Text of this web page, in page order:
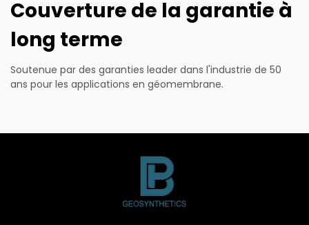
Couverture de la garantie à
long terme
Soutenue par des garanties leader dans l'industrie de 50
ans pour les applications en géomembrane.